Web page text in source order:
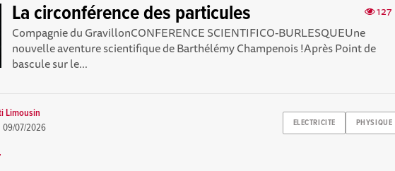
127
La circonférence des particules
Compagnie du GravillonCONFERENCE SCIENTIFICO-BURLESQUEUne
nouvelle aventure scientifique de Barthélémy Champenois !Après Point de
bascule sur le...
ELECTRICITE PHYSIQUE
Limousin
09/07/2026